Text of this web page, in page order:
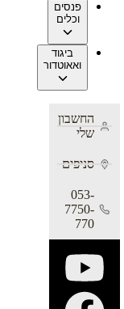
פנסים
וכלים
ביגוד
ואאוטדור
החשבון
שלי
סניפים
053-
7750-
770